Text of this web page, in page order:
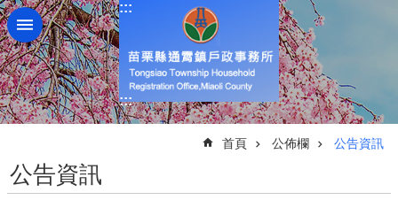
跳到主要內容區塊
:::
:::
首頁 公佈欄 公告資訊
公告資訊